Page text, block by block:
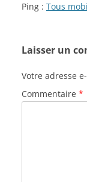
Ping : Tous
Laisser un
Votre adresse
Commentaire *